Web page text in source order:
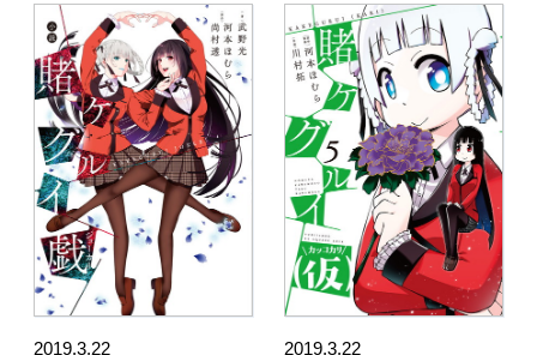
2019.3.22
2019.3.22